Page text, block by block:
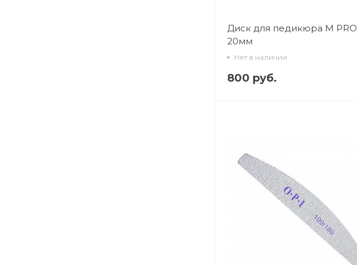
Диск для педикюра M PRO
20мм
Нет в наличии
800 руб.